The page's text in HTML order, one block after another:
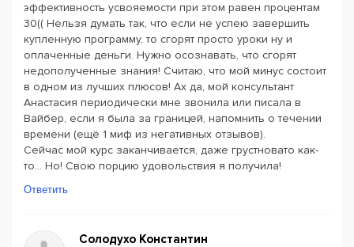
эффективность усвояемости при этом равен процентам
30(( Нельзя думать так, что если не успею завершить
купленную программу, то сгорят просто уроки ну и
оплаченные деньги. Нужно осознавать, что сгорят
недополученные знания! Считаю, что мой минус состоит
в одном из лучших плюсов! Ах да, мой консультант
Анастасия периодически мне звонила или писала в
Вайбер, если я была за границей, напомнить о течении
времени (ещё 1 миф из негативных отзывов).
Сейчас мой курс заканчивается, даже грустновато как-
то... Но! Свою порцию удовольствия я получила!
Ответить
Солодухо Константин